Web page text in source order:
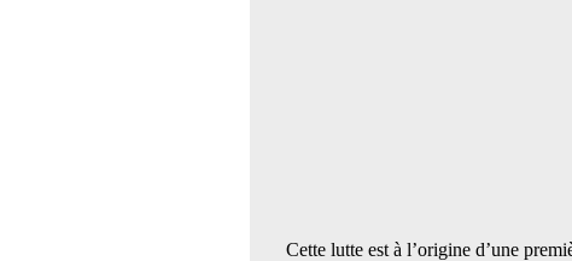
Cette lutte est à l’origine d’une